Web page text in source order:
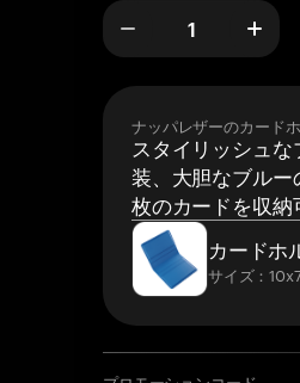
ナッパレザーのカード
スタイリッシュ
装、大胆なブルー
枚のカードを収納
カードホ
サイズ：